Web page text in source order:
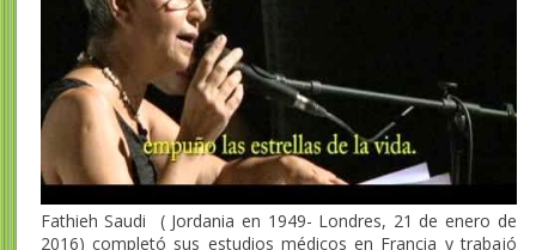
Fathieh Saudi ( Jordania en 1949- Londres, 21 de enero de
2016) completó sus estudios médicos en Francia y trabajó